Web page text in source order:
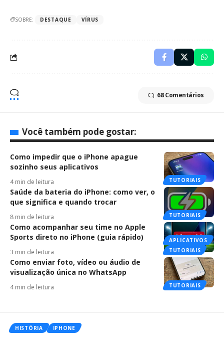
SOBRE: DESTAQUE VÍRUS
68 Comentários
Você também pode gostar:
TUTORIAIS
Como impedir que o iPhone apague
sozinho seus aplicativos
4 min de leitura
TUTORIAIS
Saúde da bateria do iPhone: como ver, o
que significa e quando trocar
8 min de leitura
APLICATIVOS
TUTORIAIS
Como acompanhar seu time no Apple
Sports direto no iPhone (guia rápido)
3 min de leitura
TUTORIAIS
Como enviar foto, vídeo ou áudio de
visualização única no WhatsApp
4 min de leitura
HISTÓRIA IPHONE